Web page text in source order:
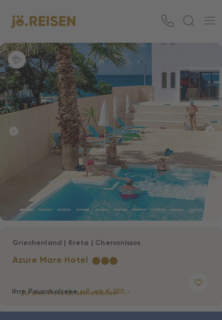
Azure Mare Hotel ★★★
Griechenland | Kreta | Chersonissos
Zu den Hotelinformationen
Ihre Pauschalreisep.P. ab € 250,-